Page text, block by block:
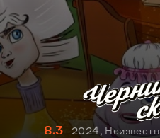
8.3
2024,